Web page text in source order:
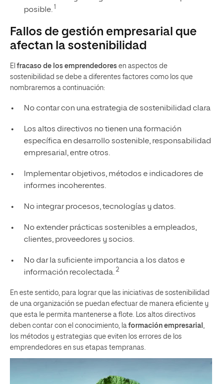
posible. 1
Fallos de gestión empresarial que
afectan la sostenibilidad
El fracaso de los emprendedores en aspectos de
sostenibilidad se debe a diferentes factores como los que
nombraremos a continuación:
No contar con una estrategia de sostenibilidad clara
Los altos directivos no tienen una formación
específica en desarrollo sostenible, responsabilidad
empresarial, entre otros.
Implementar objetivos, métodos e indicadores de
informes incoherentes.
No integrar procesos, tecnologías y datos.
No extender prácticas sostenibles a empleados,
clientes, proveedores y socios.
No dar la suficiente importancia a los datos e
información recolectada. 2
En este sentido, para lograr que las iniciativas de sostenibilidad
de una organización se puedan efectuar de manera eficiente y
que esta le permita mantenerse a flote. Los altos directivos
deben contar con el conocimiento, la formación empresarial
los métodos y estrategias que eviten los errores de los
emprendedores en sus etapas tempranas.